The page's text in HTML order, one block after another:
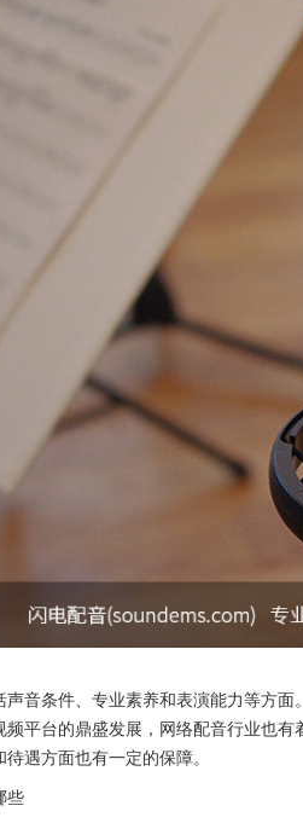
声音条件、专业素养和表演能力等方
平台的鼎盛发展，网络配音行业也
遇方面也有一定的保障。
些